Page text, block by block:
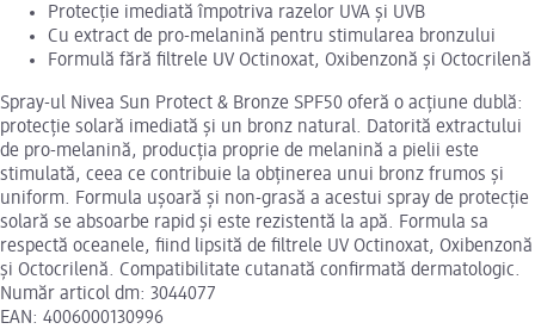
Protecție imediată împotriva razelor UVA și UVB
Cu extract de pro-melanină pentru stimularea bronzului
Formulă fără filtrele UV Octinoxat, Oxibenzonă și Octocrilenă
Spray-ul Nivea Sun Protect & Bronze SPF50 oferă o acțiune dublă:
protecție solară imediată și un bronz natural. Datorită extractului
de pro-melanină, producția proprie de melanină a pielii este
stimulată, ceea ce contribuie la obținerea unui bronz frumos și
uniform. Formula ușoară și non-grasă a acestui spray de protecție
solară se absoarbe rapid și este rezistentă la apă. Formula sa
respectă oceanele, fiind lipsită de filtrele UV Octinoxat, Oxibenzonă
și Octocrilenă. Compatibilitate cutanată confirmată dermatologic.
Număr articol dm: 3044077
EAN: 4006000130996